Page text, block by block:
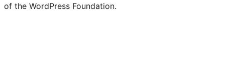
of the WordPress Foundation.